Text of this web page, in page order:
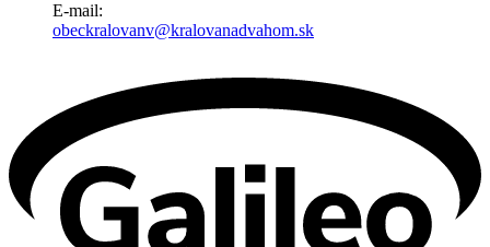
E-mail:
obeckralovanv@kralovanadvahom.sk